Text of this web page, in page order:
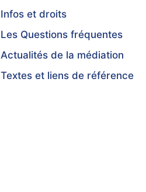
Infos et droits
Les Questions fréquentes
Actualités de la médiation
Textes et liens de référence